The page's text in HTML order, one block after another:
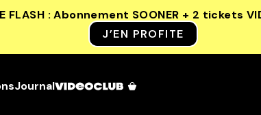
FLASH : Abonnement SOONER + 2 tickets
J’EN PROFITE
Journal